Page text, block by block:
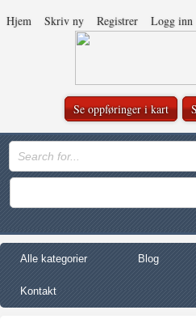
Hjem Skriv ny Registrer Logg inn
Se oppføringer i kart
Alle kategorier Blog
Kontakt